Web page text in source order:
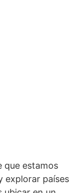
que estamos
explorar países